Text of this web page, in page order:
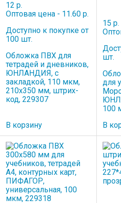
12 р.
Оптовая цена - 11.60 р.
Доступно к покупке от
100 шт.
Обложка ПВХ для
тетрадей и дневников,
ЮНЛАНДИЯ, с
закладкой, 110 мкм,
210х350 мм, штрих-
код, 229307
В корзину
15 р.
шт.
для
100
В